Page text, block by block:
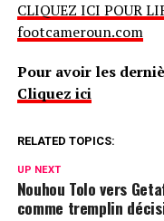
CLIQUEZ ICI POUR
footcameroun.com
Pour avoir les
Cliquez ici
RELATED TOPICS:
UP NEXT
Nouhou Tolo vers
comme tremplin